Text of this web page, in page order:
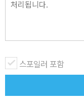
스포일러 포함